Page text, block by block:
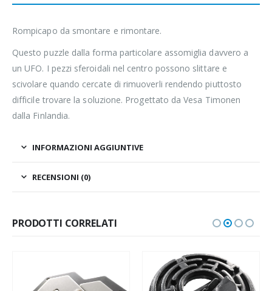
Rompicapo da smontare e rimontare.
Questo puzzle dalla forma particolare assomiglia davvero a
un UFO. I pezzi sferoidali nel centro possono slittare e
scivolare quando cercate di rimuoverli rendendo piuttosto
difficile trovare la soluzione. Progettato da Vesa Timonen
dalla Finlandia.
INFORMAZIONI AGGIUNTIVE
RECENSIONI (0)
PRODOTTI CORRELATI